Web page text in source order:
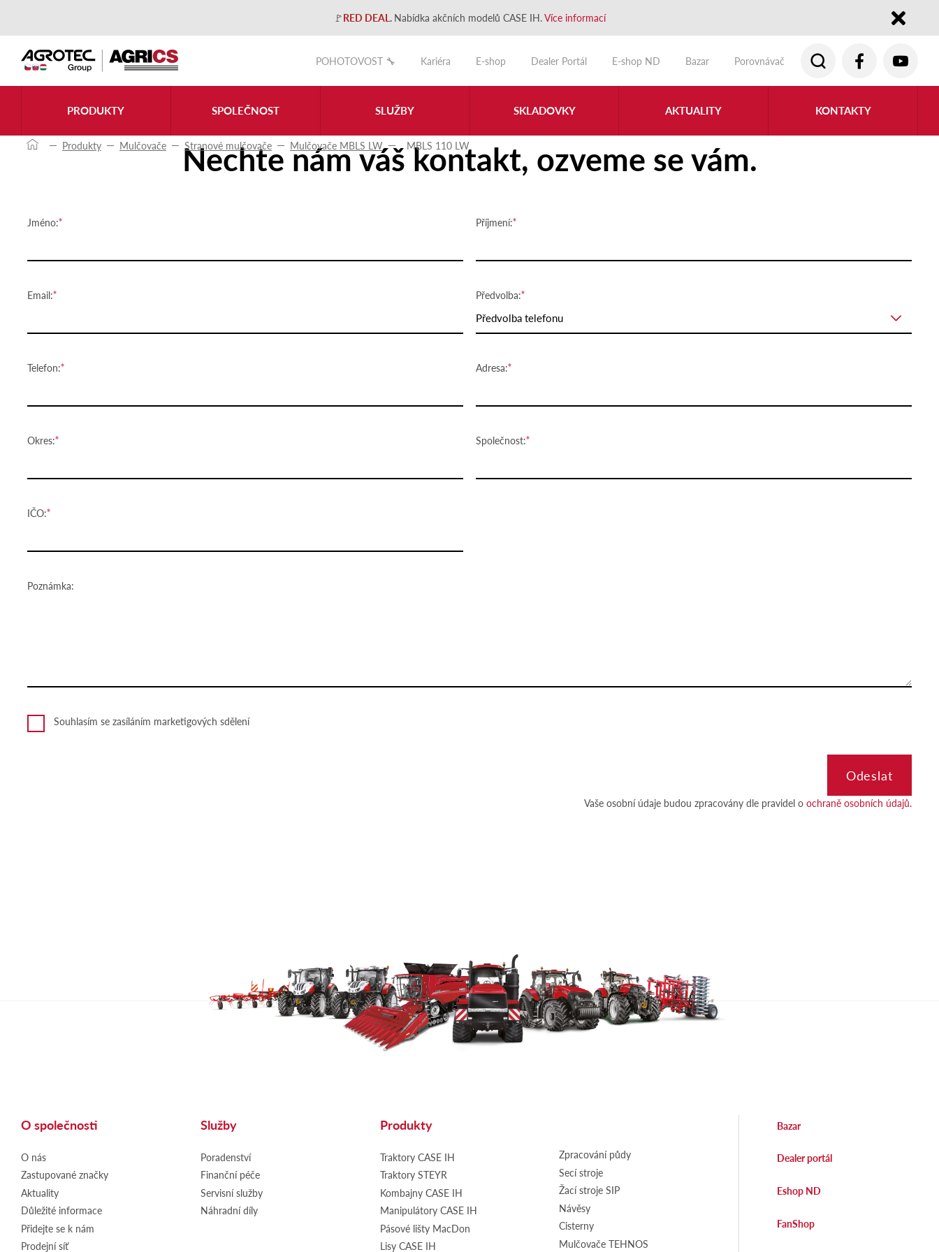
🚩RED DEAL. Nabídka akčních modelů CASE IH.Více informací
POHOTOVOST 🔧
Kariéra E-shop Dealer Portál E-shop ND Bazar Porovnávač
PRODUKTY SPOLEČNOST SLUŽBY SKLADOVKY AKTUALITY KONTAKTY
Produkty Mulčovače Stranové mulčovače Mulčovače MBLS LW MBLS 110 LW
Kontaktujte nás
Nechte nám váš kontakt, ozveme se vám.
Jméno: Příjmení:
Email: Předvolba:
Předvolba telefonu
Telefon: Adresa:
Okres: Společnost:
IČO:
Poznámka:
Souhlasím se zasíláním marketigových sdělení
Vaše osobní údaje budou zpracovány dle pravidel o ochraně osobních údajů.
O společnosti
O nás
Zastupované značky
Aktuality
Důležité informace
Přidejte se k nám
Prodejní síť
Služby
Poradenství
Finanční péče
Servisní služby
Náhradní díly
Produkty
Traktory CASE IH
Traktory STEYR
Kombajny CASE IH
Manipulátory CASE IH
Pásové lišty MacDon
Lisy CASE IH
Zpracování půdy
Secí stroje
Žací stroje SIP
Návěsy
Cisterny
Mulčovače TEHNOS
Bazar
Dealer portál
Eshop ND
FanShop